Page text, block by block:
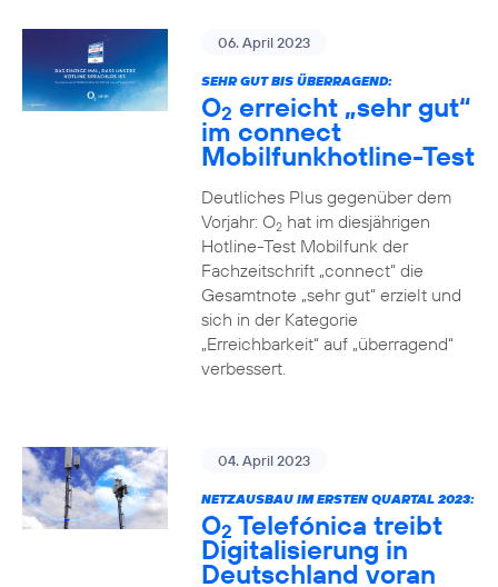
06. April 2023
SEHR GUT BIS ÜBERRAGEND:
O2 erreicht „sehr gut“
im connect
Mobilfunkhotline-Test
Deutliches Plus gegenüber dem
Vorjahr: O2hat im diesjährigen
Hotline-Test Mobilfunk der
Fachzeitschrift „connect“ die
Gesamtnote „sehr gut“ erzielt und
sich in der Kategorie
„Erreichbarkeit“ auf „überragend“
verbessert.
04. April 2023
NETZAUSBAU IM ERSTEN QUARTAL 2023:
O2 Telefónica treibt
Digitalisierung in
Deutschland voran